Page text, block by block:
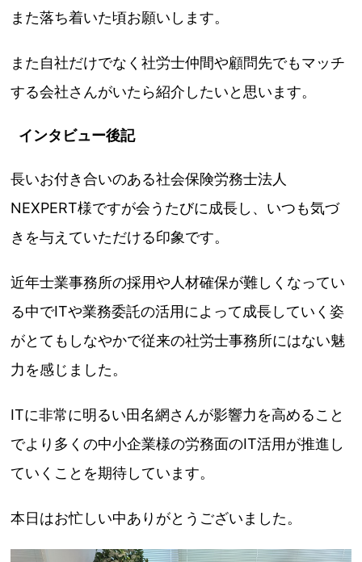
また落ち着いた頃お願いします。
また自社だけでなく社労士仲間や顧問先でもマッチ
する会社さんがいたら紹介したいと思います。
インタビュー後記
長いお付き合いのある社会保険労務士法人
NEXPERT様ですが会うたびに成長し、いつも気づ
きを与えていただける印象です。
近年士業事務所の採用や人材確保が難しくなってい
る中でITや業務委託の活用によって成長していく姿
がとてもしなやかで従来の社労士事務所にはない魅
力を感じました。
ITに非常に明るい田名網さんが影響力を高めること
でより多くの中小企業様の労務面のIT活用が推進し
ていくことを期待しています。
本日はお忙しい中ありがとうございました。